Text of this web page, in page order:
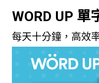
WORD UP 單
每天十分鐘，高效